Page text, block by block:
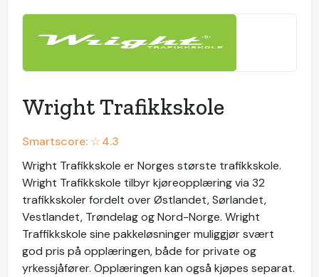
Wright Trafikkskole
Smartscore: ☆4.3
Wright Trafikkskole er Norges største trafikkskole.
Wright Trafikkskole tilbyr kjøreopplæring via 32
trafikkskoler fordelt over Østlandet, Sørlandet,
Vestlandet, Trøndelag og Nord-Norge. Wright
Traffikkskole sine pakkeløsninger muliggjør svært
god pris på opplæringen, både for private og
yrkessjåfører. Opplæringen kan også kjøpes separat.